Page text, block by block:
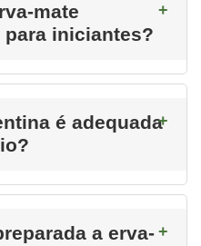
mate
iniciantes?
é adequada
a erva-